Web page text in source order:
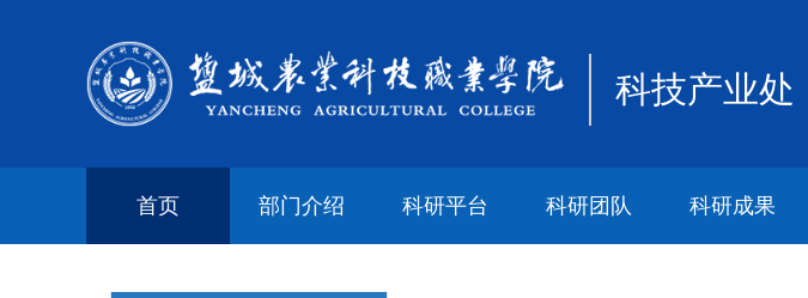
科技产业处
首页 部门介绍 科研平台 科研团队 科研成果